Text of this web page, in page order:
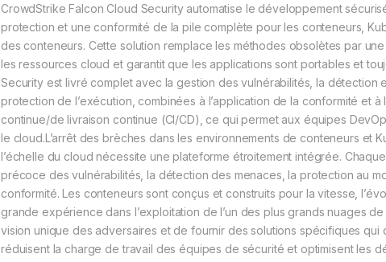
CrowdStrike Falcon Cloud Security automatise le développement
protection et une conformité de la pile complète pour les conteneurs,
des conteneurs. Cette solution remplace les méthodes obsolètes par
les ressources cloud et garantit que les applications sont portables et
Security est livré complet avec la gestion des vulnérabilités, la détection
protection de l’exécution, combinées à l’application de la conformité et
continue/de livraison continue (CI/CD), ce qui permet aux équipes
le cloud.L’arrêt des brèches dans les environnements de conteneurs et
l’échelle du cloud nécessite une plateforme étroitement intégrée.
précoce des vulnérabilités, la détection des menaces, la protection au
conformité. Les conteneurs sont conçus et construits pour la vitesse,
grande expérience dans l’exploitation de l’un des plus grands nuages
vision unique des adversaires et de fournir des solutions spécifiques
réduisent la charge de travail des équipes de sécurité et optimisent les